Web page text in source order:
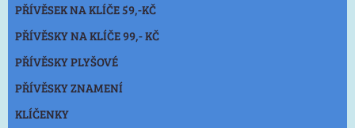
PŘÍVĚSEK NA KLÍČE 59,-KČ
PŘÍVĚSKY NA KLÍČE 99,- KČ
PŘÍVĚSKY PLYŠOVÉ
PŘÍVĚSKY ZNAMENÍ
KLÍČENKY